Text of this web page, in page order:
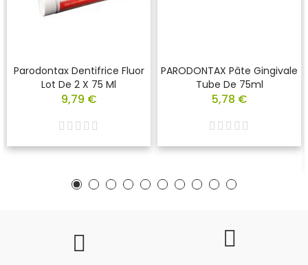
Parodontax Dentifrice Fluor
Lot De 2 X 75 Ml
9,79 €
PARODONTAX Pâte Gingivale
Tube De 75ml
5,78 €